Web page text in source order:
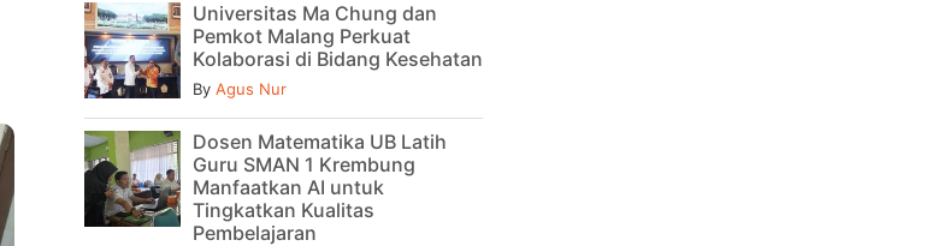
Universitas Ma Chung dan
Pemkot Malang Perkuat
Kolaborasi di Bidang Kesehatan
By Agus Nur
Dosen Matematika UB Latih
Guru SMAN 1 Krembung
Manfaatkan AI untuk
Tingkatkan Kualitas
Pembelajaran